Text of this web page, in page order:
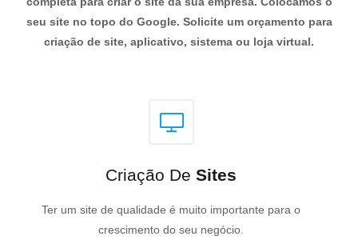
seu site no topo do Google. Solicite um orçamento para
criação de site, aplicativo, sistema ou loja virtual.
Criação De Sites
Ter um site de qualidade é muito importante para o
crescimento do seu negócio.